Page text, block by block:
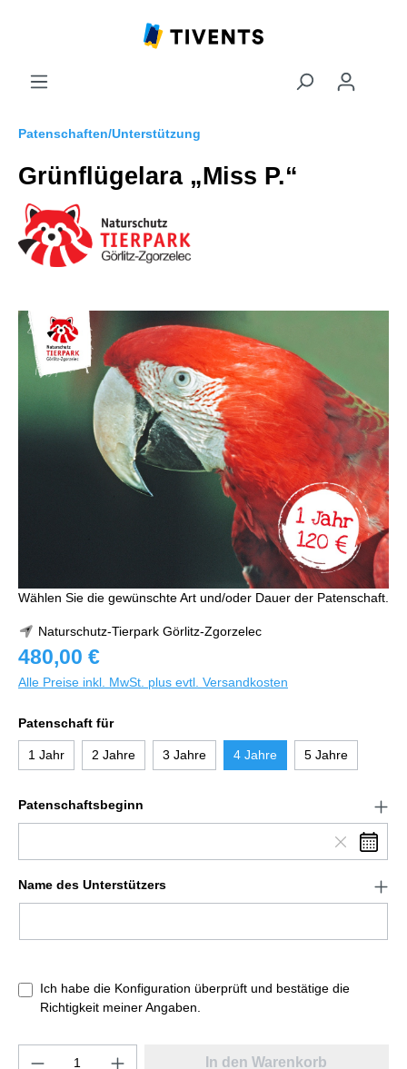
Patenschaften/Unterstützung
Grünflügelara „Miss P.“
Wählen Sie die gewünschte Art und/oder Dauer der Patenschaft.
Naturschutz-Tierpark Görlitz-Zgorzelec
480,00 €
Alle Preise inkl. MwSt. plus evtl. Versandkosten
Patenschaft für
1 Jahr 2 Jahre 3 Jahre 4 Jahre 5 Jahre
Patenschaftsbeginn
Name des Unterstützers
Ich habe die Konfiguration überprüft und bestätige die
Richtigkeit meiner Angaben.
In den Warenkorb